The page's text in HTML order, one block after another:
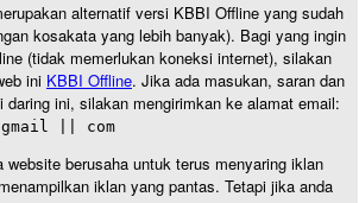
alternatif versi KBBI Offline yang sudah
kosakata yang lebih banyak). Bagi yang ingin
(tidak memerlukan koneksi internet), silakan
ini KBBI Offline. Jika ada masukan, saran dan
daring ini, silakan mengirimkan ke alamat email:
|| com
website berusaha untuk terus menyaring iklan
iklan yang pantas. Tetapi jika anda